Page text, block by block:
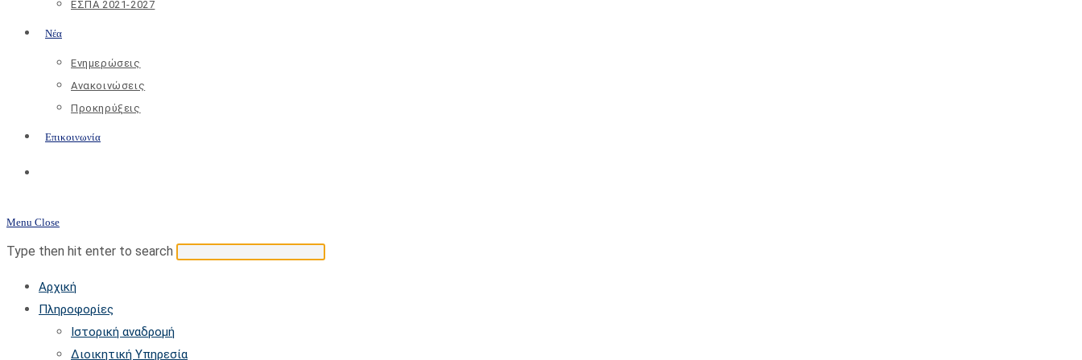
ΕΣΠΑ 2021-2027
Νέα
Ενημερώσεις
Ανακοινώσεις
Προκηρύξεις
Επικοινωνία
search
Menu Close
Search
website
Type then hit enter to search
Press
Αρχική
Πληροφορίες
Ιστορική αναδρομή
Διοικητική Υπηρεσία